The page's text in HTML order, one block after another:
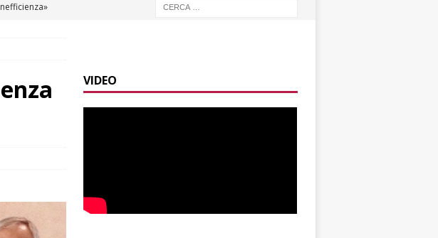
giallorossi
soluzioni a
ALBA
e
VIDEO